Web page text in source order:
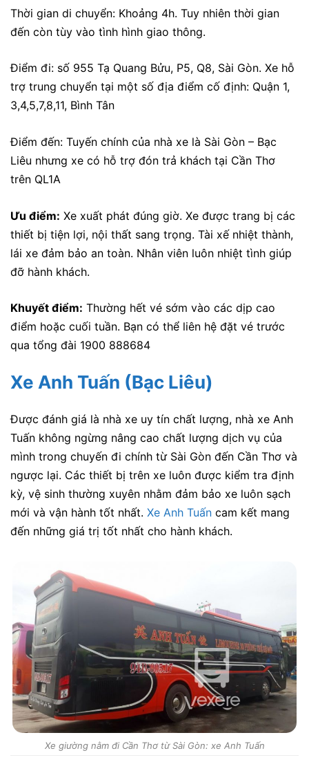
Thời gian di chuyển: Khoảng 4h. Tuy nhiên thời gian
đến còn tùy vào tình hình giao thông.
Điểm đi: số 955 Tạ Quang Bửu, P5, Q8, Sài Gòn. Xe hỗ
trợ trung chuyển tại một số địa điểm cố định: Quận 1,
3,4,5,7,8,11, Bình Tân
Điểm đến: Tuyến chính của nhà xe là Sài Gòn – Bạc
Liêu nhưng xe có hỗ trợ đón trả khách tại Cần Thơ
trên QL1A
Ưu điểm: Xe xuất phát đúng giờ. Xe được trang bị các
thiết bị tiện lợi, nội thất sang trọng. Tài xế nhiệt thành,
lái xe đảm bảo an toàn. Nhân viên luôn nhiệt tình giúp
đỡ hành khách.
Khuyết điểm: Thường hết vé sớm vào các dịp cao
điểm hoặc cuối tuần. Bạn có thể liên hệ đặt vé trước
qua tổng đài 1900 888684
Xe Anh Tuấn (Bạc Liêu)
Được đánh giá là nhà xe uy tín chất lượng, nhà xe Anh
Tuấn không ngừng nâng cao chất lượng dịch vụ của
mình trong chuyến đi chính từ Sài Gòn đến Cần Thơ và
ngược lại. Các thiết bị trên xe luôn được kiểm tra định
kỳ, vệ sinh thường xuyên nhằm đảm bảo xe luôn sạch
mới và vận hành tốt nhất. Xe Anh Tuấn cam kết mang
đến những giá trị tốt nhất cho hành khách.
Xe giường nằm đi Cần Thơ từ Sài Gòn: xe Anh Tuấn